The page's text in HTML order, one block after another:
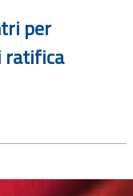
per
ratifica